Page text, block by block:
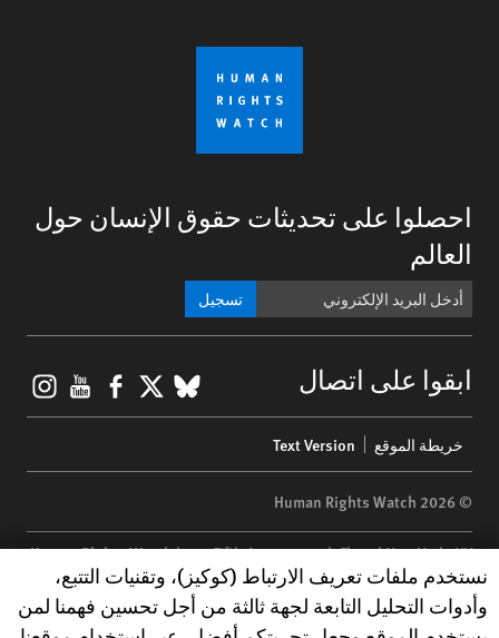
احصلوا على تحديثات حقوق الإنسان حول
العالم
تسجيل
ابقوا على اتصال BlueSky
X
menu
خريطة الموقع Text Version
© 2026 Human Rights Watch
Human Rights Watch| 350 Fifth Avenue, 34th Floor | New York,NY
10118-3299 USA|t 1.212.290.4700
Human Rights Watchis a 501(C)(3) nonprofit registered in the US
Human Rights Watch cookie preferences
نستخدم ملفات تعريف الارتباط (كوكيز)، وتقنيات التتبع،
وأدوات التحليل التابعة لجهة ثالثة من أجل تحسين فهمنا لمن